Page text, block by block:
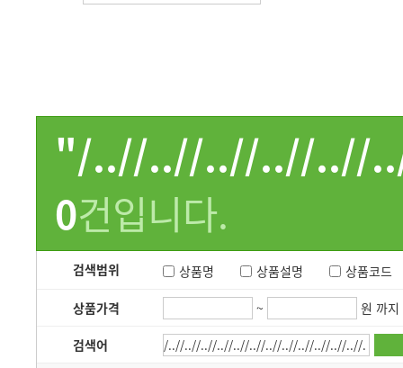
"/..//..//..//..//..//
0건입니다.
검색범위 상품명 상품설명 상품코드
상품가격 ~ 원 까지
검색어